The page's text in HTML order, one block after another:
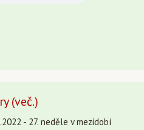
(več.)
- 27. neděle v mezidobí